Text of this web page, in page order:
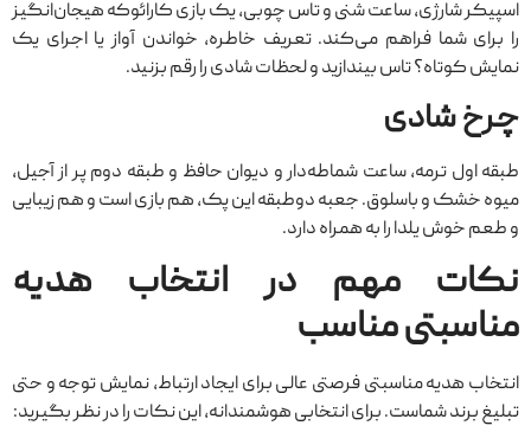
اسپیکر شارژی، ساعت شنی و تاس چوبی، یک بازی کارائوکه هیجان‌انگیز
را برای شما فراهم می‌کند. تعریف خاطره، خواندن آواز یا اجرای یک
نمایش کوتاه؟ تاس بیندازید و لحظات شادی را رقم بزنید.
چرخ شادی
طبقه اول ترمه، ساعت شماطه‌دار و دیوان حافظ و طبقه‌ دوم پر از آجیل،
میوه خشک و باسلوق. جعبه‌ دوطبقه‌ این پک، هم بازی است و هم زیبایی
و طعم خوش یلدا را به همراه دارد.
نکات مهم در انتخاب هدیه
مناسبتی مناسب
انتخاب هدیه مناسبتی فرصتی عالی برای ایجاد ارتباط، نمایش توجه و حتی
تبلیغ برند شماست. برای انتخابی هوشمندانه، این نکات را در نظر بگیرید: